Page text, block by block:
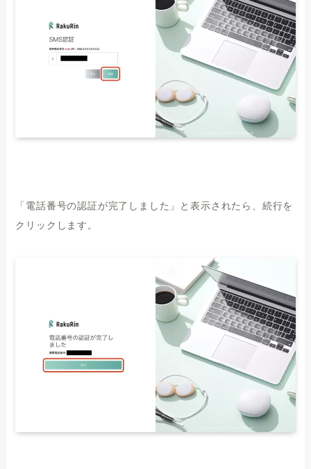
「電話番号の認証が完了しました」と表示されたら、続行を
クリックします。